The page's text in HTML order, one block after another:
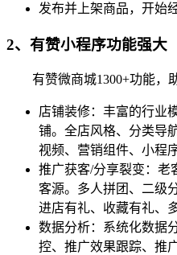
发布并上架商品，开始
2、有赞小程序功能强大
有赞微商城1300+功能，
店铺装修：丰富的行业
铺。全店风格、分类导
视频、营销组件、小程
推广获客/分享裂变：老
客源。多人拼团、二级
进店有礼、收藏有礼、
数据分析：系统化数据
控、推广效果跟踪、推